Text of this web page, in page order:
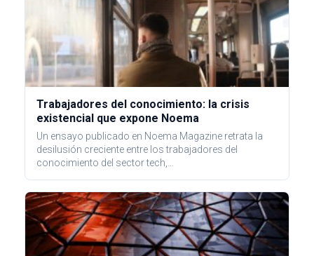
Trabajadores del conocimiento: la crisis
existencial que expone Noema
Un ensayo publicado en Noema Magazine retrata la
desilusión creciente entre los trabajadores del
conocimiento del sector tech,…